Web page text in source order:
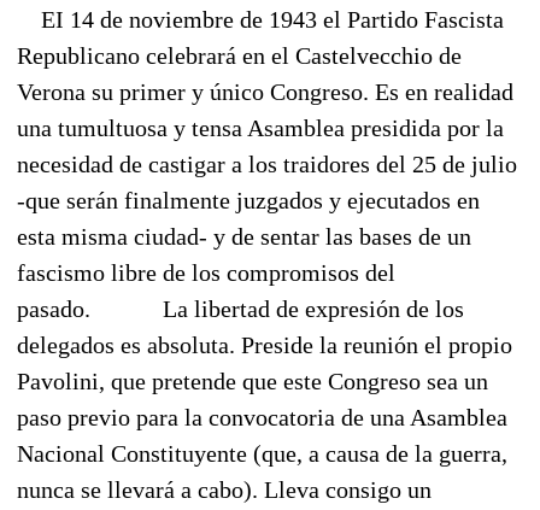
EI 14 de noviembre de 1943 el Partido Fascista
Republicano celebrará en el Castelvecchio de
Verona su primer y único Congreso. Es en realidad
una tumultuosa y tensa Asamblea presidida por la
necesidad de castigar a los traidores del 25 de julio
-que serán finalmente juzgados y ejecutados en
esta misma ciudad- y de sentar las bases de un
fascismo libre de los compromisos del
pasado.
La libertad de expresión de los
delegados es absoluta. Preside la reunión el propio
Pavolini, que pretende que este Congreso sea un
paso previo para la convocatoria de una Asamblea
Nacional Constituyente (que, a causa de la guerra,
nunca se llevará a cabo). Lleva consigo un